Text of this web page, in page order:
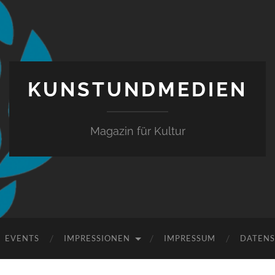
KUNSTUNDMEDIEN
Magazin für Kultur
EVENTS IMPRESSIONEN IMPRESSUM